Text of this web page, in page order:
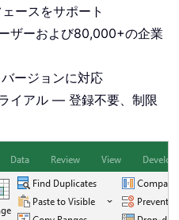
ースをサポート
ザーおよび80,000+の企業
ージョンに対応
イアル — 登録不要、制限